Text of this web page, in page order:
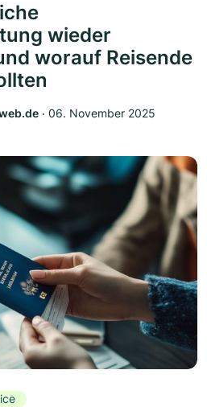
wieder
worauf Reisende
‧ 06. November 2025